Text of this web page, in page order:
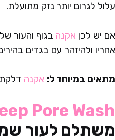
עלול לגרום יותר נזק מתועלת.
אם יש לכן אקנה בגוף והעור
אחריו ולהיזהר עם בגדים
מתאים במיוחד ל: אקנה
Pore Wash
משתלם לעור